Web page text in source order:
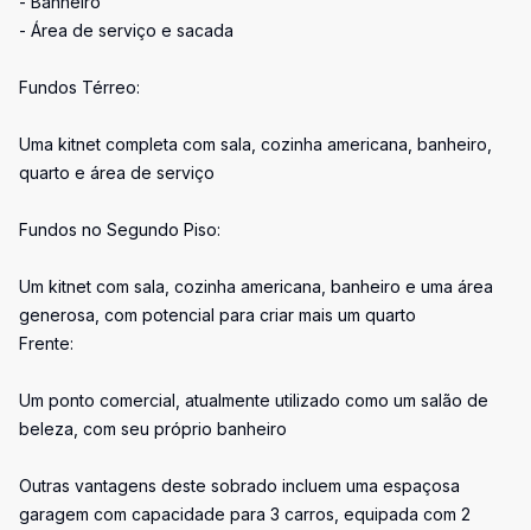
- Área de serviço e sacada
Fundos Térreo:
Uma kitnet completa com sala, cozinha americana, banheiro,
quarto e área de serviço
Fundos no Segundo Piso:
Um kitnet com sala, cozinha americana, banheiro e uma área
generosa, com potencial para criar mais um quarto
Frente:
Um ponto comercial, atualmente utilizado como um salão de
beleza, com seu próprio banheiro
Outras vantagens deste sobrado incluem uma espaçosa
garagem com capacidade para 3 carros, equipada com 2